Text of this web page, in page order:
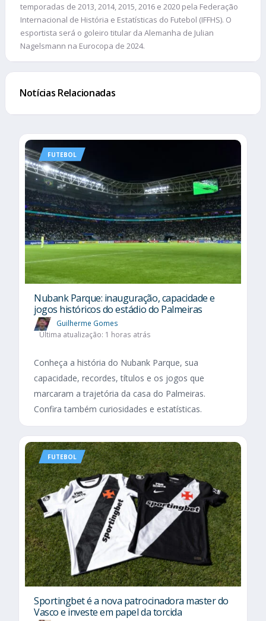
temporadas de 2013, 2014, 2015, 2016 e 2020 pela Federação
Internacional de História e Estatísticas do Futebol (IFFHS). O
esportista será o goleiro titular da Alemanha de Julian
Nagelsmann na Eurocopa de 2024.
Notícias Relacionadas
FUTEBOL
Nubank Parque: inauguração, capacidade e
jogos históricos do estádio do Palmeiras
Guilherme Gomes
Última atualização: 1 horas atrás
Conheça a história do Nubank Parque, sua
capacidade, recordes, títulos e os jogos que
marcaram a trajetória da casa do Palmeiras.
Confira também curiosidades e estatísticas.
FUTEBOL
Sportingbet é a nova patrocinadora master do
Vasco e investe em papel da torcida